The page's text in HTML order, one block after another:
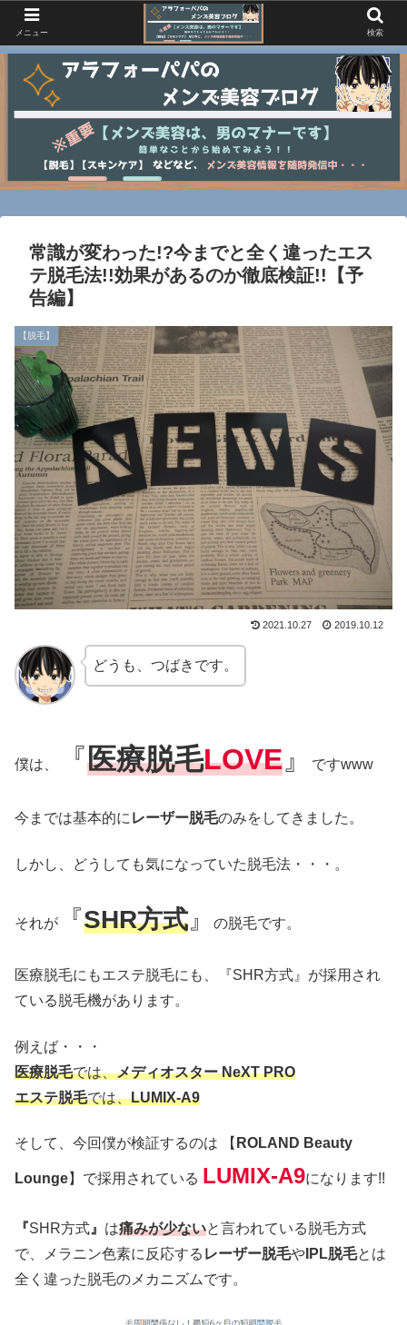
常識が変わった!?今までと全く違ったエス
テ脱毛法!!効果があるのか徹底検証!!【予
告編】
【脱毛】
2021.10.27 2019.10.12
どうも、つばきです。
僕は、 『医療脱毛LOVE 』 ですwww
今までは基本的に レーザー脱毛のみをしてきました。
しかし、どうしても気になっていた脱毛法・・・。
それが 『SHR方式 』 の脱毛です。
医療脱毛にもエステ脱毛にも、『SHR方式』が採用され
ている脱毛機があります。
例えば・・・
医療脱毛では、メディオスター NeXT PRO
エステ脱毛では、LUMIX-A9
そして、今回僕が検証するのは 【 ROLAND Beauty
Lounge】で採用されている LUMIX-A9になります!!
『SHR方式 』 は痛みが少ないと言われている脱毛方式
で、メラニン色素に反応する レーザー脱毛や IPL脱毛とは
全く違った脱毛のメカニズムです。
メニュー 検索